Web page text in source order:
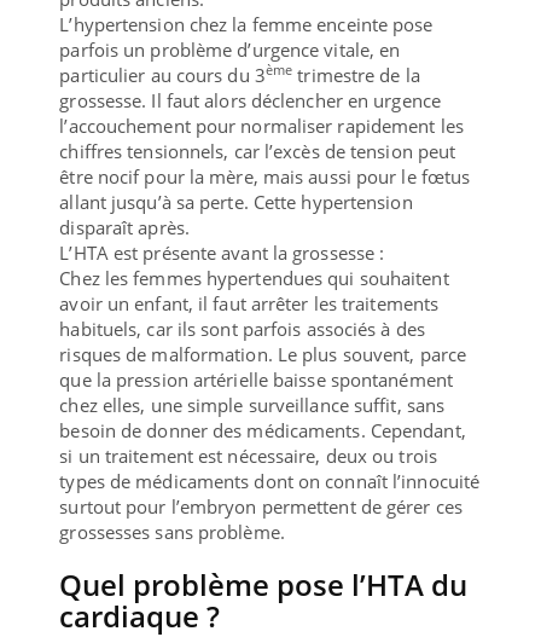
L’hypertension chez la femme enceinte pose
parfois un problème d’urgence vitale, en
particulier au cours du 3ème trimestre de la
grossesse. Il faut alors déclencher en urgence
l’accouchement pour normaliser rapidement les
chiffres tensionnels, car l’excès de tension peut
être nocif pour la mère, mais aussi pour le fœtus
allant jusqu’à sa perte. Cette hypertension
disparaît après.
L’HTA est présente avant la grossesse :
Chez les femmes hypertendues qui souhaitent
avoir un enfant, il faut arrêter les traitements
habituels, car ils sont parfois associés à des
risques de malformation. Le plus souvent, parce
que la pression artérielle baisse spontanément
chez elles, une simple surveillance suffit, sans
besoin de donner des médicaments. Cependant,
si un traitement est nécessaire, deux ou trois
types de médicaments dont on connaît l’innocuité
surtout pour l’embryon permettent de gérer ces
grossesses sans problème.
Quel problème pose l’HTA du
cardiaque ?